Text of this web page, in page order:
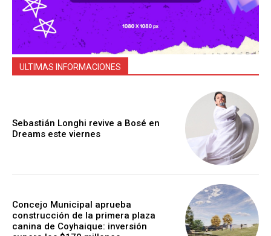
ULTIMAS INFORMACIONES
Sebastián Longhi revive a Bosé en
Dreams este viernes
Concejo Municipal aprueba
construcción de la primera plaza
canina de Coyhaique: inversión